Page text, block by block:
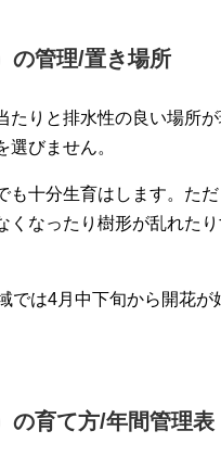
の管理/置き場所
たりと排水性の良い場所
びません。
も十分生育はします。た
くなったり樹形が乱れた
では4月中下旬から開花
の育て方/年間管理表